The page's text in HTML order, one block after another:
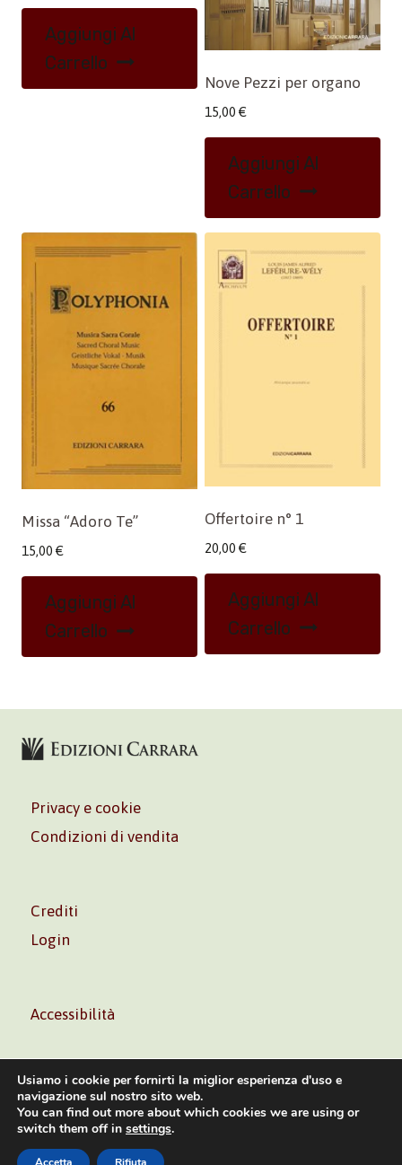
Aggiungi Al
Carrello
Nove Pezzi per organo
15,00 €
Aggiungi Al
Carrello
Missa “Adoro Te”
15,00 €
Aggiungi Al
Carrello
Offertoire n° 1
20,00 €
Aggiungi Al
Carrello
Privacy e cookie
Condizioni di vendita
Crediti
Login
Accessibilità
Volontè & Co. Srl – P.I. 06181480960 –info@volonte-
Usiamo i cookie per fornirti la miglior esperienza d'uso e
navigazione sul nostro sito web.
You can find out more about which cookies we are using or
switch them off in settings.